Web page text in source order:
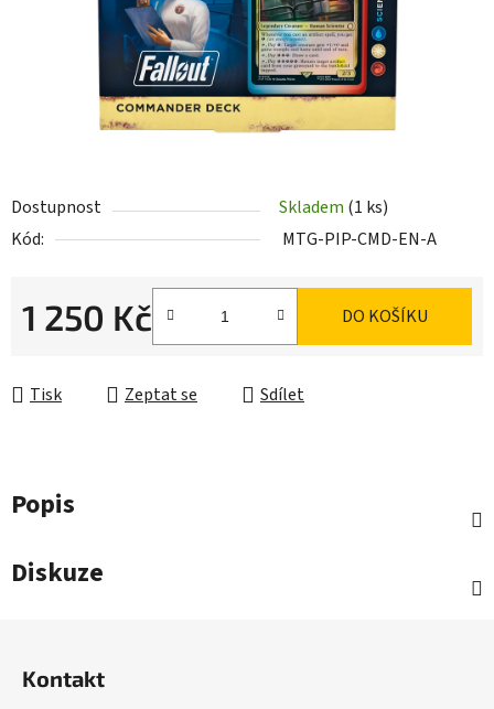
Dostupnost Skladem (1 ks)
Kód:
MTG-PIP-CMD-EN-A
1 250 Kč DO KOŠÍKU
Tisk Zeptat se Sdílet
Popis
Diskuze
Kontakt